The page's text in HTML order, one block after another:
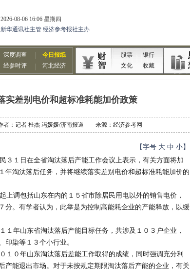
实差别电价和超标准耗能加价政策
：记者 杜杰 冯媛媛/济南报道 来源：经济参考网
【字号 大 中 小】
３１日在全省淘汰落后产能工作会议上表示，有关方面将加
年淘汰落后任务，并将继续落实差别电价和超标准耗能加价的
调包括山东在内的１５省市除居民用电以外的销售电价，
分。有学者认为，此举是为控制高能耗企业的产能释放，以缓
年山东省淘汰落后产能目标任务，共涉及１０３户企业，
印染等１３个小行业。
０年山东淘汰落后差能工作取得的成绩，同时强调充分利
产能退出市场。对于未按规定期限淘汰落后产能的企业，有关